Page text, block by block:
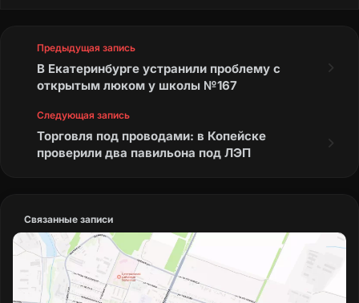
Предыдущая запись
В Екатеринбурге устранили проблему с
открытым люком у школы №167
Следующая запись
Торговля под проводами: в Копейске
проверили два павильона под ЛЭП
Связанные записи